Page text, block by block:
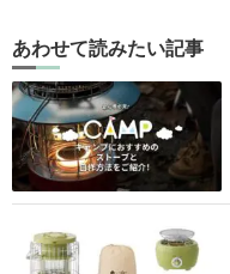
あわせて読みたい記事